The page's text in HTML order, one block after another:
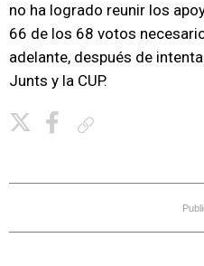
no ha logrado reunir los
66 de los 68 votos
adelante, después de
Junts y la CUP.